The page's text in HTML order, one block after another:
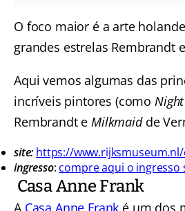
O foco maior é a arte
grandes estrelas Rembrandt
Aqui vemos algumas das
incríveis pintores (como
Rembrandt e Milkmaidde
site: https://
ingresso: compre aqui o ingresso
Casa Anne Frank
A Casa Anne Frank é um dos